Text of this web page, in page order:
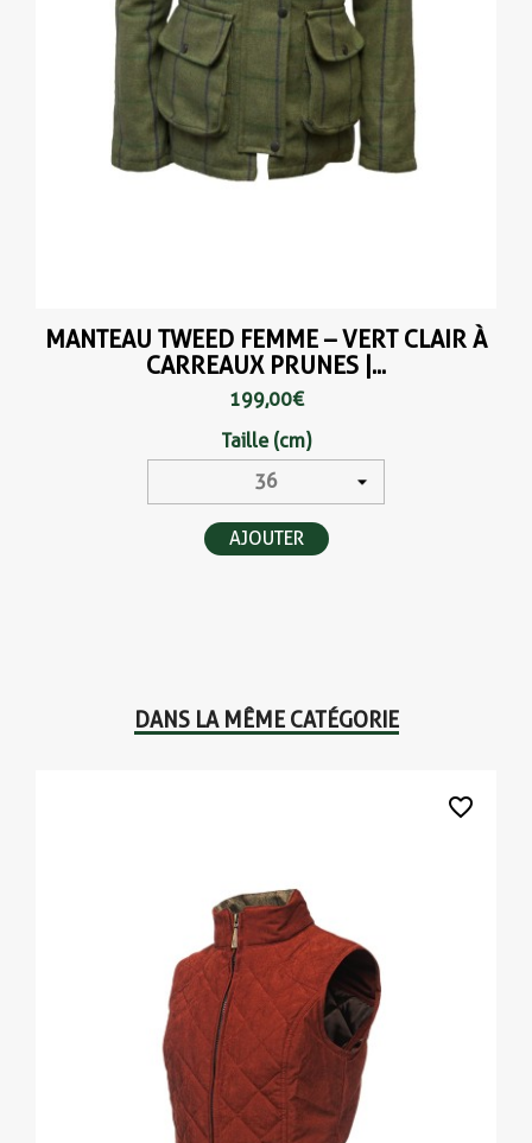
MANTEAU TWEED FEMME – VERT CLAIR À
CARREAUX PRUNES |...
199,00 €
Taille (cm)
AJOUTER
DANS LA MÊME CATÉGORIE
favorite_border